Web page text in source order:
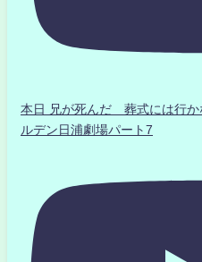
本日 兄が死んだ 葬式には行
ルデン日浦劇場パート7